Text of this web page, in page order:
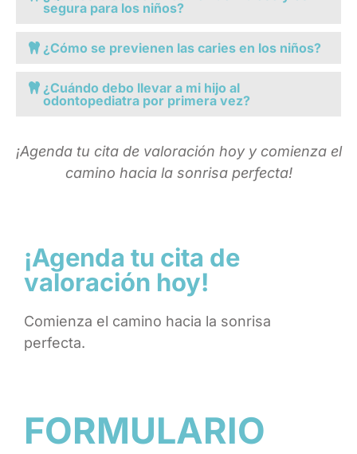
segura para los niños?
¿Cómo se previenen las caries en los niños?
¿Cuándo debo llevar a mi hijo al
odontopediatra por primera vez?
¡Agenda tu cita de valoración hoy y comienza el
camino hacia la sonrisa perfecta!
¡Agenda tu cita de
valoración hoy!
Comienza el camino hacia la sonrisa
perfecta.
FORMULARIO